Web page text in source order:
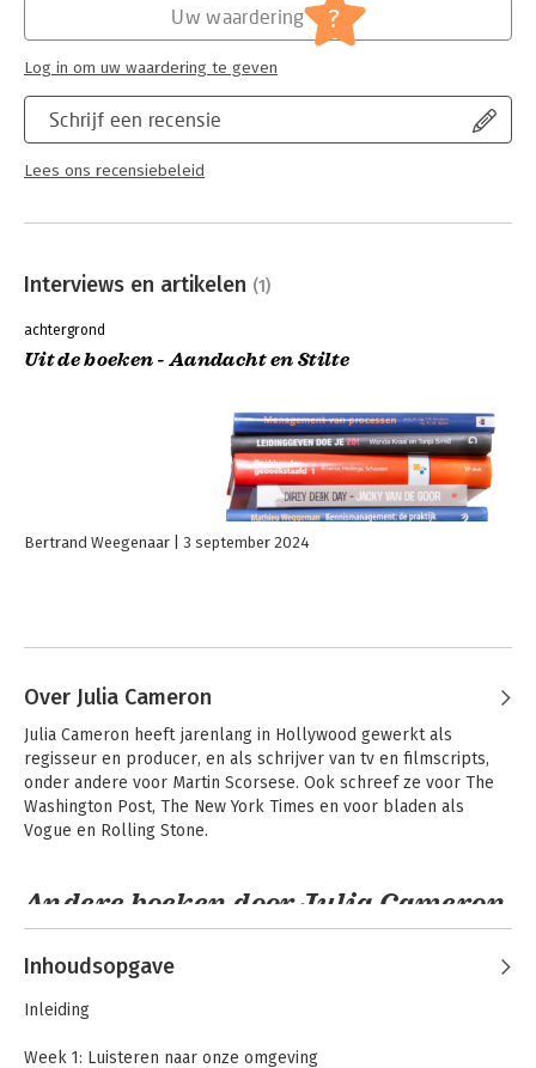
Schrijf een recensie
Lees ons recensiebeleid
Uw waardering ?
Log in om uw waardering te geven
Interviews en artikelen (1)
achtergrond
Uit de boeken - Aandacht en Stilte
Bertrand Weegenaar 3 september 2024
Over Julia Cameron
Julia Cameron heeft jarenlang in Hollywood gewerkt als
regisseur en producer, en als schrijver van tv en filmscripts,
onder andere voor Martin Scorsese. Ook schreef ze voor The
Washington Post, The New York Times en voor bladen als
Vogue en Rolling Stone.
Andere boeken door Julia Cameron
Inhoudsopgave
Inleiding
Week 1: Luisteren naar onze omgeving